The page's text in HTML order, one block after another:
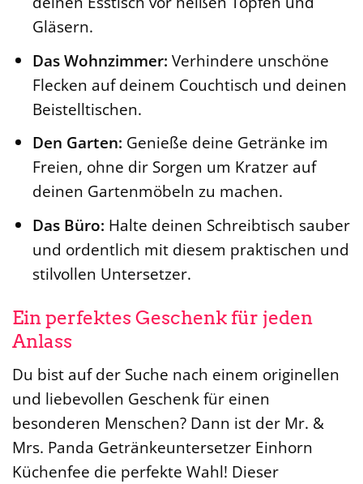
Gläsern.
Das Wohnzimmer: Verhindere unschöne
Flecken auf deinem Couchtisch und deinen
Beistelltischen.
Den Garten: Genieße deine Getränke im
Freien, ohne dir Sorgen um Kratzer auf
deinen Gartenmöbeln zu machen.
Das Büro: Halte deinen Schreibtisch sauber
und ordentlich mit diesem praktischen und
stilvollen Untersetzer.
Ein perfektes Geschenk für jeden
Anlass
Du bist auf der Suche nach einem originellen
und liebevollen Geschenk für einen
besonderen Menschen? Dann ist der Mr. &
Mrs. Panda Getränkeuntersetzer Einhorn
Küchenfee die perfekte Wahl! Dieser